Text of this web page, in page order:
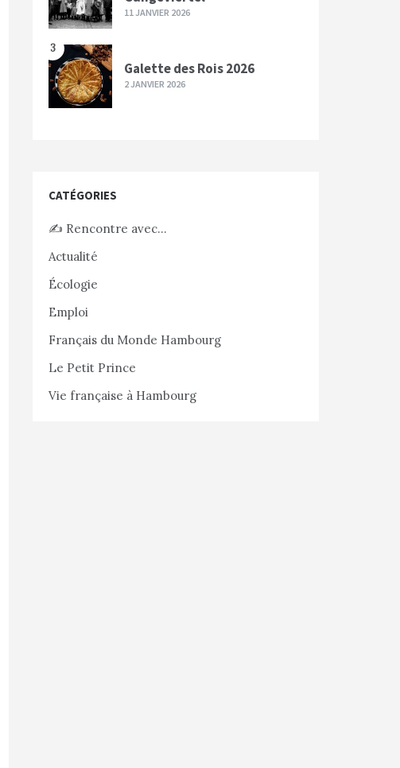
11 JANVIER 2026
3
Galette des Rois 2026
2 JANVIER 2026
CATÉGORIES
✍️ Rencontre avec…
Actualité
Écologie
Emploi
Français du Monde Hambourg
Le Petit Prince
Vie française à Hambourg